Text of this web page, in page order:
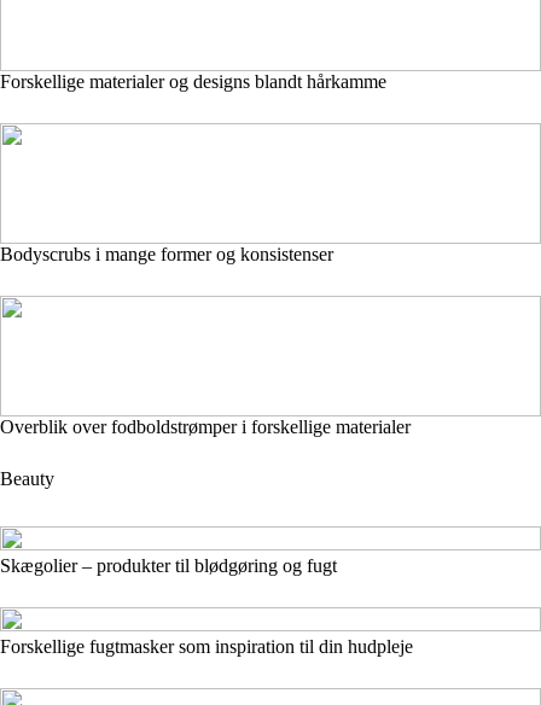
Forskellige materialer og designs blandt hårkamme
Bodyscrubs i mange former og konsistenser
Overblik over fodboldstrømper i forskellige materialer
Beauty
Skægolier – produkter til blødgøring og fugt
Forskellige fugtmasker som inspiration til din hudpleje